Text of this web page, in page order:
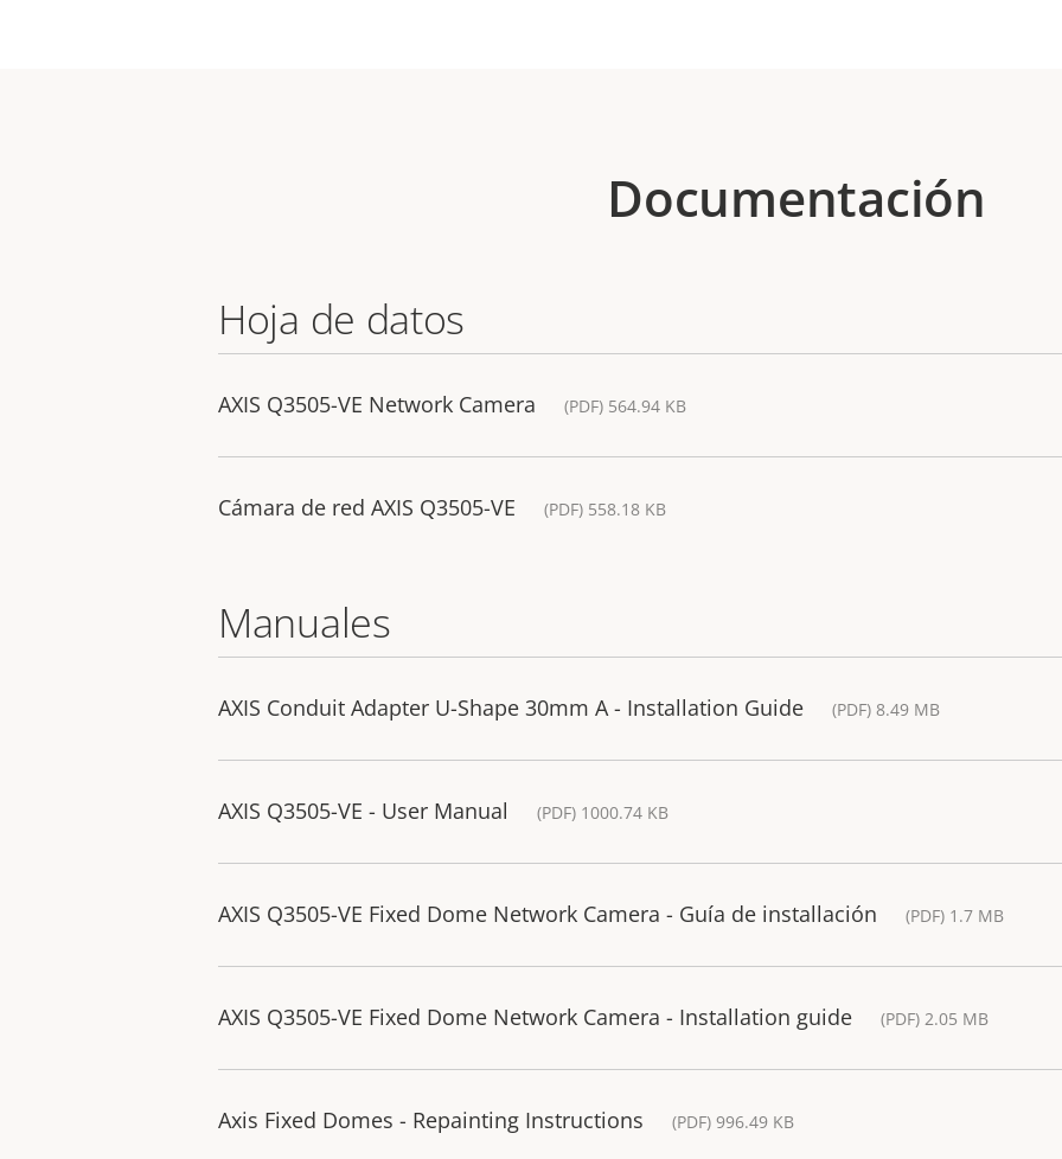
Documentación
Hoja de datos
AXIS Q3505-VE Network Camera (PDF) 564.94 KB
Cámara de red AXIS Q3505-VE (PDF) 558.18 KB
Manuales
AXIS Conduit Adapter U-Shape 30mm A - Installation Guide (PDF) 8.49 MB
AXIS Q3505-VE - User Manual (PDF) 1000.74 KB
AXIS Q3505-VE Fixed Dome Network Camera - Guía de installación (PDF) 1.7 MB
AXIS Q3505-VE Fixed Dome Network Camera - Installation guide (PDF) 2.05 MB
Axis Fixed Domes - Repainting Instructions (PDF) 996.49 KB